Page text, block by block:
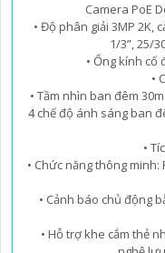
Camera PoE
• Độ phân giải 3MP 2K,
1/3”, 25/
• Ống kính cố
•
• Tầm nhìn ban đêm
4 chế độ ánh sáng ban
•
• Chức năng thông
• Cảnh báo chủ động
• Hỗ trợ khe cắm thẻ